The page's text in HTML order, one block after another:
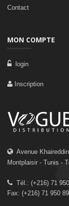
Contact
MON COMPTE
login
Inscription
Avenue
Montplaisir - Tunis -
Tél.: (+216) 71
Fax: (+216) 71 950